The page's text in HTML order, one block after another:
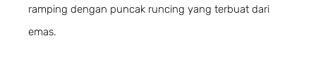
ramping dengan puncak runcing yang terbuat dari
emas.